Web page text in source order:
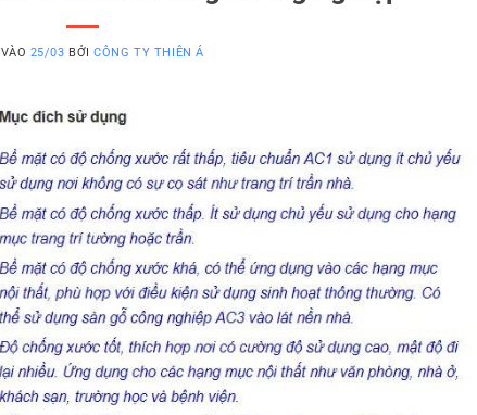
25/03 BỞICÔNG TY THIÊN Á